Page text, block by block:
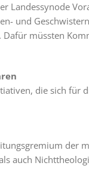
Landessynode
und
müssten
die sich
auch